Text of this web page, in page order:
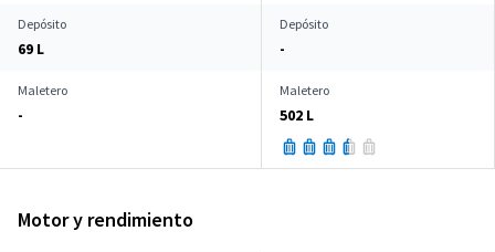
Depósito
69 L
Depósito
-
Maletero
-
Maletero
502 L
Motor y rendimiento